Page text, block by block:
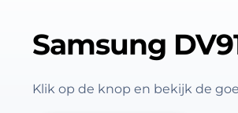
Samsung
Klik op de knop en bekijk de